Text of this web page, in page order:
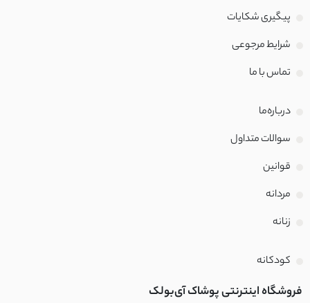
پیگیری شکایات
شرایط مرجوعی
تماس با‌ ما
درباره‌ما
سوالات متداول
قوانین
مردانه
زنانه
کودکانه
فروشگاه اینترنتی پوشاک آی‌بولک